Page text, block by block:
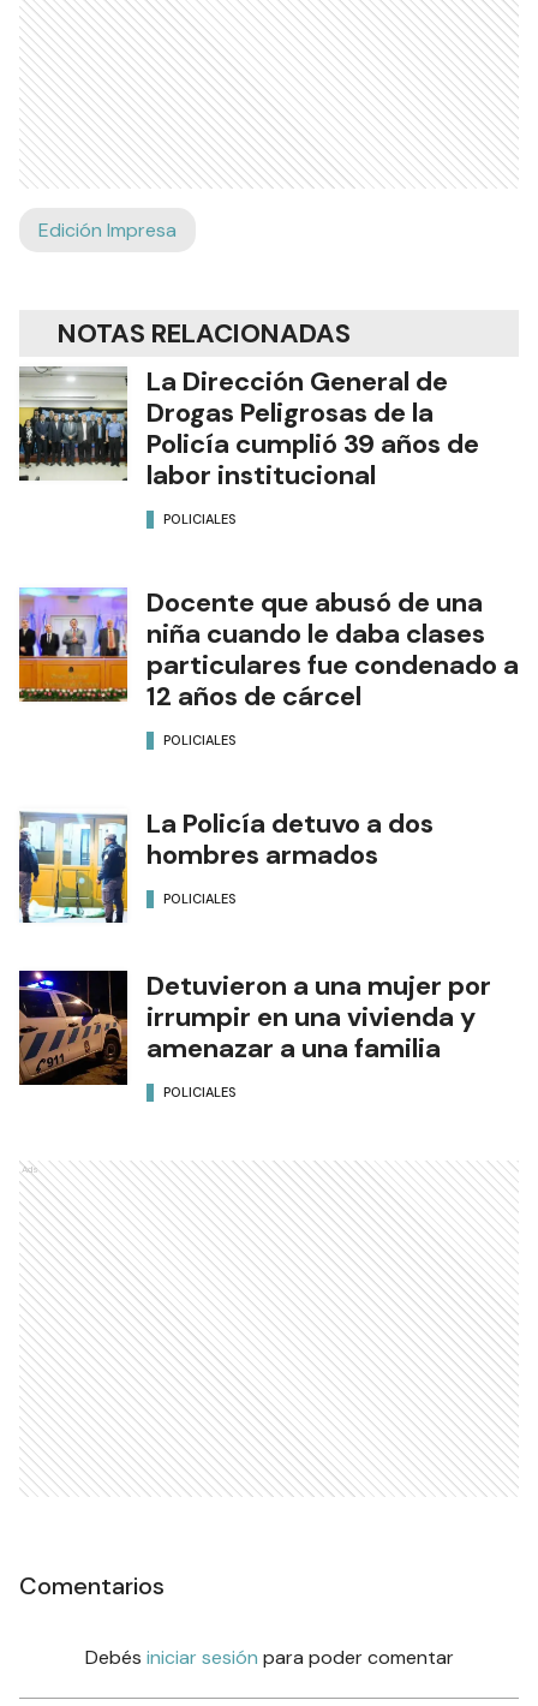
Edición Impresa
NOTAS RELACIONADAS
La Dirección General de
Drogas Peligrosas de la
Policía cumplió 39 años de
labor institucional
POLICIALES
Docente que abusó de una
niña cuando le daba clases
particulares fue condenado a
12 años de cárcel
POLICIALES
La Policía detuvo a dos
hombres armados
POLICIALES
Detuvieron a una mujer por
irrumpir en una vivienda y
amenazar a una familia
POLICIALES
Ads
Comentarios
Debés iniciar sesión para poder comentar